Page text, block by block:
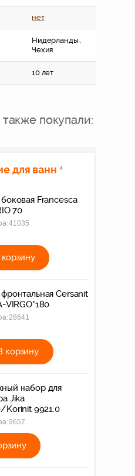
нет
Нидерланды ,
Чехия
10 лет
покупали:
для ванн 4
Francesca
70
41035
корзину
Cersanit
VIRGO*180
28641
корзину
набор для
Jika
Korinit 9921.0
9657